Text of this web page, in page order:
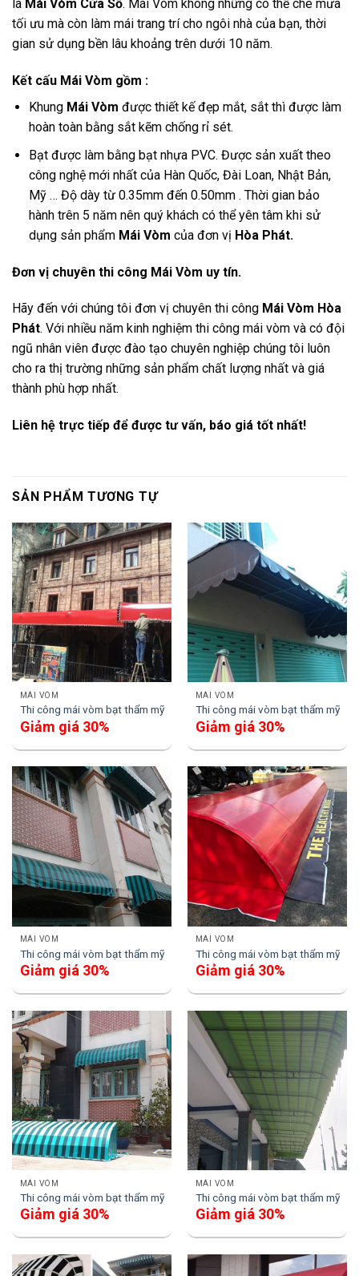
là Mái Vòm Cửa Sổ. Mái Vòm không những có thể che mưa
tối ưu mà còn làm mái trang trí cho ngôi nhà của bạn, thời
gian sử dụng bền lâu khoảng trên dưới 10 năm.
Kết cấu Mái Vòm gồm :
Khung Mái Vòm được thiết kế đẹp mắt, sắt thì được làm
hoàn toàn bằng sắt kẽm chống rỉ sét.
Bạt được làm bằng bạt nhựa PVC. Được sản xuất theo
công nghệ mới nhất của Hàn Quốc, Đài Loan, Nhật Bản,
Mỹ … Độ dày từ 0.35mm đến 0.50mm . Thời gian bảo
hành trên 5 năm nên quý khách có thể yên tâm khi sử
dụng sản phẩm Mái Vòm của đơn vị Hòa Phát.
Đơn vị chuyên thi công Mái Vòm uy tín.
Hãy đến với chúng tôi đơn vị chuyên thi công Mái Vòm Hòa
Phát. Với nhiều năm kinh nghiệm thi công mái vòm và có đội
ngũ nhân viên được đào tạo chuyên nghiệp chúng tôi luôn
cho ra thị trường những sản phẩm chất lượng nhất và giá
thành phù hợp nhất.
Liên hệ trực tiếp để được tư vấn, báo giá tốt nhất!
SẢN PHẨM TƯƠNG TỰ
MÁI VÒM
Thi công mái vòm bạt thẩm mỹ
Giảm giá 30%
MÁI VÒM
Thi công mái vòm bạt thẩm mỹ
Giảm giá 30%
MÁI VÒM
Thi công mái vòm bạt thẩm mỹ
Giảm giá 30%
MÁI VÒM
Thi công mái vòm bạt thẩm mỹ
Giảm giá 30%
MÁI VÒM
Thi công mái vòm bạt thẩm mỹ
Giảm giá 30%
MÁI VÒM
Thi công mái vòm bạt thẩm mỹ
Giảm giá 30%